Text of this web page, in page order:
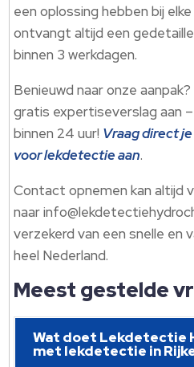
een oplossing hebben bij
ontvangt altijd een
binnen 3 werkdagen.​
Benieuwd naar onze
gratis expertiseverslag aan
binnen 24 uur! Vraag direct
voor lekdetectie aan.​
Contact opnemen kan altijd
naar
verzekerd van een snelle en
heel Nederland.​
Meest gestelde
Wat doet Lekdetectie
met lekdetectie in